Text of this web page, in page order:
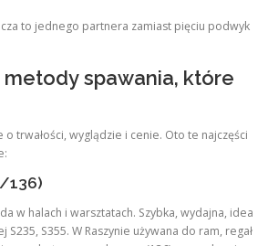
to jednego partnera zamiast pięciu podwyk
spawania, które
trwałości, wyglądzie i cenie. Oto te najczęści
136)
w halach i warsztatach. Szybka, wydajna, idea
S235, S355. W Raszynie używana do ram, regał